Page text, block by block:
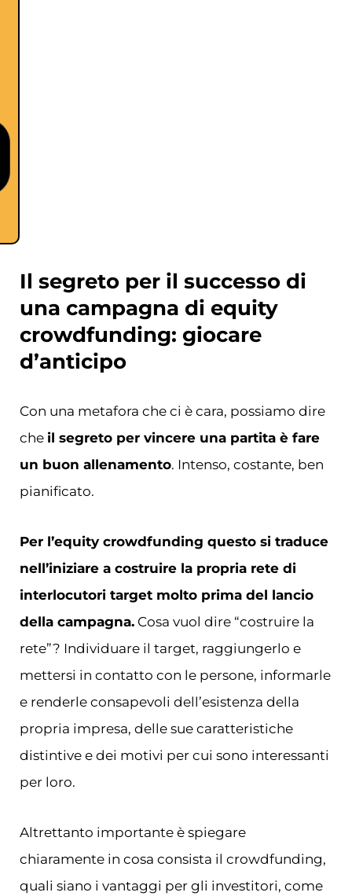
Il segreto per il successo di
una campagna di equity
crowdfunding: giocare
d’anticipo
Con una metafora che ci è cara, possiamo dire
che il segreto per vincere una partita è fare
un buon allenamento. Intenso, costante, ben
pianificato.
Per l’equity crowdfunding questo si traduce
nell’iniziare a costruire la propria rete di
interlocutori target molto prima del lancio
della campagna. Cosa vuol dire “costruire la
rete”? Individuare il target, raggiungerlo e
mettersi in contatto con le persone, informarle
e renderle consapevoli dell’esistenza della
propria impresa, delle sue caratteristiche
distintive e dei motivi per cui sono interessanti
per loro.
Altrettanto importante è spiegare
chiaramente in cosa consista il crowdfunding,
quali siano i vantaggi per gli investitori, come